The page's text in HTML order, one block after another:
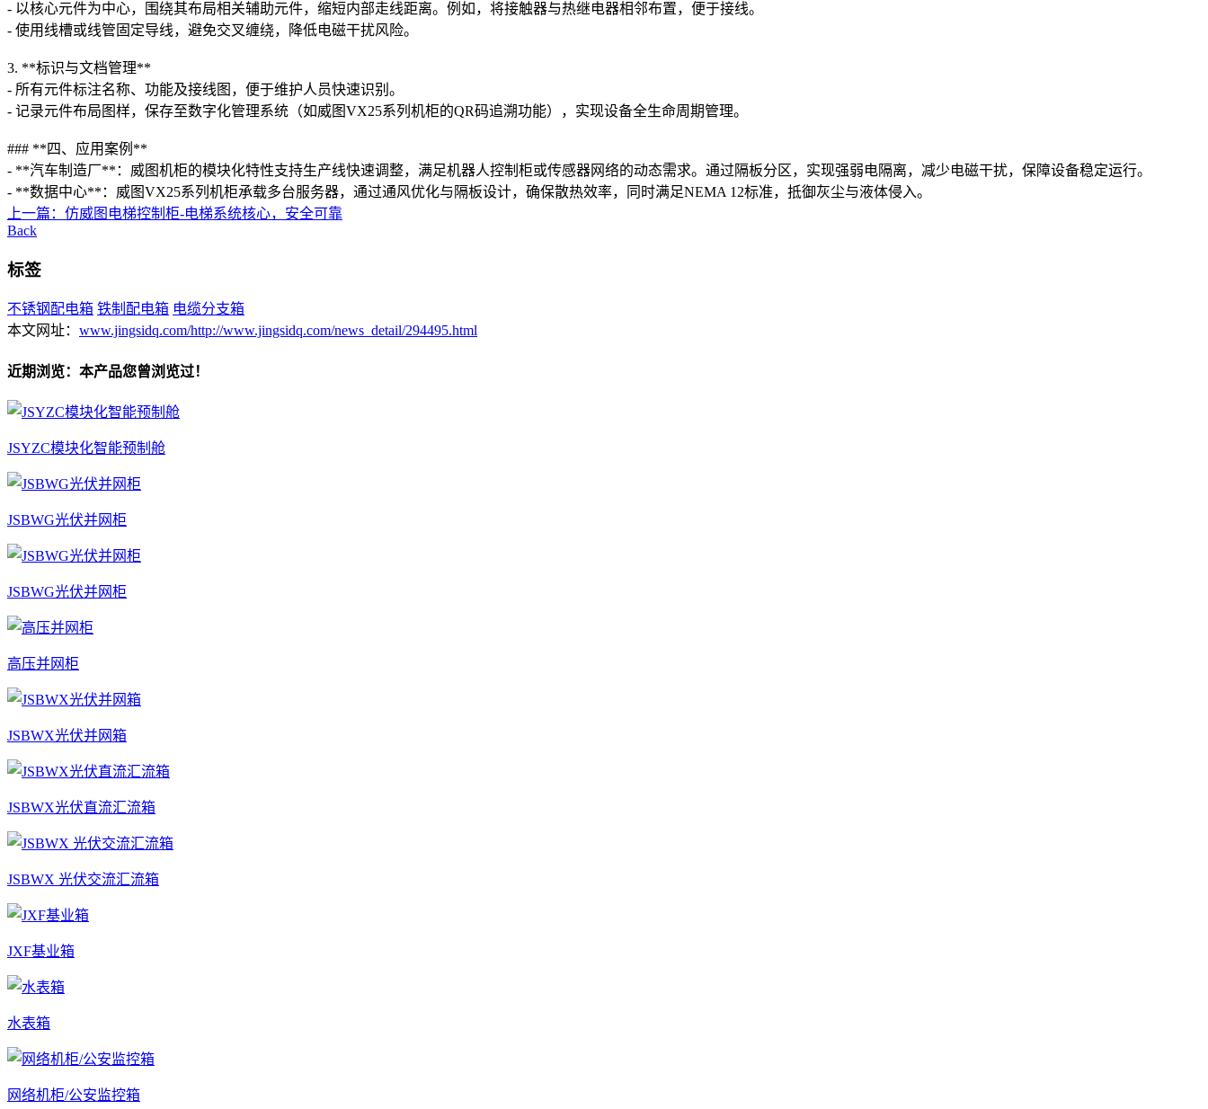
- 以核心元件为中心，围绕其布局相关辅助元件，缩短内部走线距离。例如，将接触器与热继电器相邻布置，便于接线。
- 使用线槽或线管固定导线，避免交叉缠绕，降低电磁干扰风险。
3. **标识与文档管理**
- 所有元件标注名称、功能及接线图，便于维护人员快速识别。
- 记录元件布局图样，保存至数字化管理系统（如威图VX25系列机柜的QR码追溯功能），实现设备全生命周期管理。
### **四、应用案例**
- **汽车制造厂**：威图机柜的模块化特性支持生产线快速调整，满足机器人控制柜或传感器网络的动态需求。通过隔板分区，实现强弱电隔离，减少电磁干扰，保障设备稳定运行。
- **数据中心**：威图VX25系列机柜承载多台服务器，通过通风优化与隔板设计，确保散热效率，同时满足NEMA 12标准，抵御灰尘与液体侵入。
上一篇：仿威图电梯控制柜-电梯系统核心，安全可靠
Back
标签
不锈钢配电箱 铁制配电箱 电缆分支箱
本文网址： www.jingsidq.com/http://www.jingsidq.com/news_detail/294495.html
近期浏览：本产品您曾浏览过！
JSYZC模块化智能预制舱
JSBWG光伏并网柜
JSBWG光伏并网柜
高压并网柜
JSBWX光伏并网箱
JSBWX光伏直流汇流箱
JSBWX 光伏交流汇流箱
JXF基业箱
水表箱
网络机柜/公安监控箱